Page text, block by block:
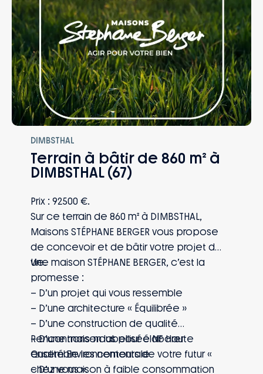
DIMBSTHAL
Terrain à bâtir de 860 m² à
DIMBSTHAL (67)
Prix : 92500 €.
Sur ce terrain de 860 m² à DIMBSTHAL,
Maisons STÉPHANE BERGER vous propose
de concevoir et de bâtir votre projet de
vie.
Une maison STÉPHANE BERGER, c’est la
promesse :
– D’un projet qui vous ressemble
– D’une architecture « Équilibrée »
– D’une construction de qualité
– D’une maison labellisée NF Haute
Qualité Environnementale
– D’une maison à faible consommation
Rencontrons-nous pour élaborer
ensemble les contours de votre futur «
chez vous ».